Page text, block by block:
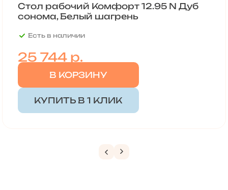
Стол рабочий Комфорт 12.95 N Дуб
сонома, Белый шагрень
Есть в наличии
25 744р.
В КОРЗИНУ
КУПИТЬ В 1 КЛИК